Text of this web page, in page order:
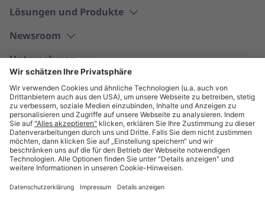
Lösungen und Produkte
Newsroom
Unternehmen
Deutsch